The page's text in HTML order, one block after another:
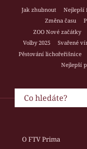
Jak zhubnout Nejlepší
Změna času
ZOO Nové začátky
Volby 2025
Svařené
Pěstování lichořeřišnice
Nejlepší
O FTV Prima